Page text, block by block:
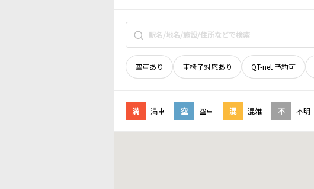
空車あり 車椅子対応あり QT-net 予約可
満 満車 空 空車 混 混雑 不 不明